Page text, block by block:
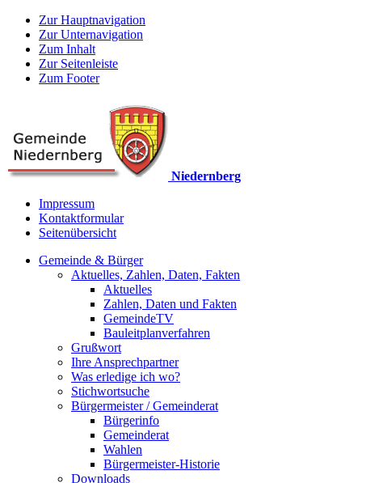
Zur Hauptnavigation
Zur Unternavigation
Zum Inhalt
Zur Seitenleiste
Zum Footer
Niedernberg
Impressum
Kontaktformular
Seitenübersicht
Gemeinde & Bürger
Aktuelles, Zahlen, Daten, Fakten
Aktuelles
Zahlen, Daten und Fakten
GemeindeTV
Bauleitplanverfahren
Grußwort
Ihre Ansprechpartner
Was erledige ich wo?
Stichwortsuche
Bürgermeister / Gemeinderat
Bürgerinfo
Gemeinderat
Wahlen
Bürgermeister-Historie
Downloads